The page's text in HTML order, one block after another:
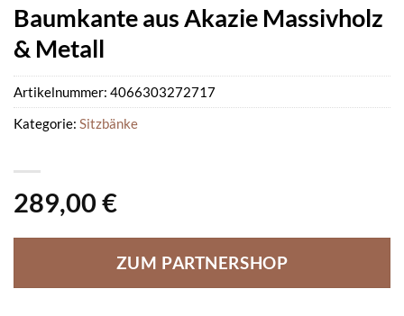
Baumkante aus Akazie Massivholz
& Metall
289,00 €
ZUM PARTNERSHOP
Artikelnummer: 4066303272717
Kategorie: Sitzbänke